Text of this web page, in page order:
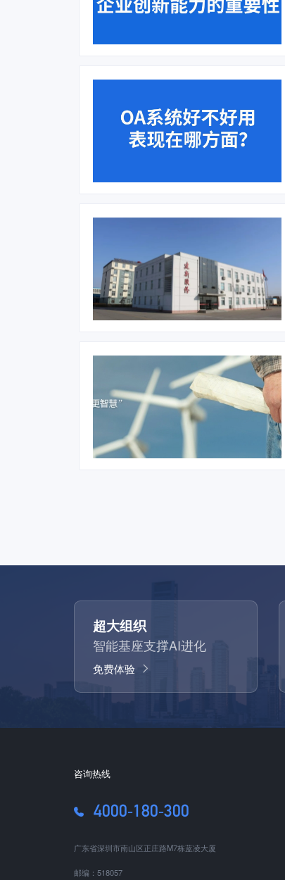
超大组织
智能基座支撑AI进化
免费体验
咨询热线
4000-180-300
广东省深圳市南山区正庄路M7栋蓝凌大厦
邮编：518057